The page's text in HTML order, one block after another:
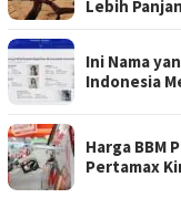
Lebih
Ini Nama
Indonesia
Harga BBM
Pertamax